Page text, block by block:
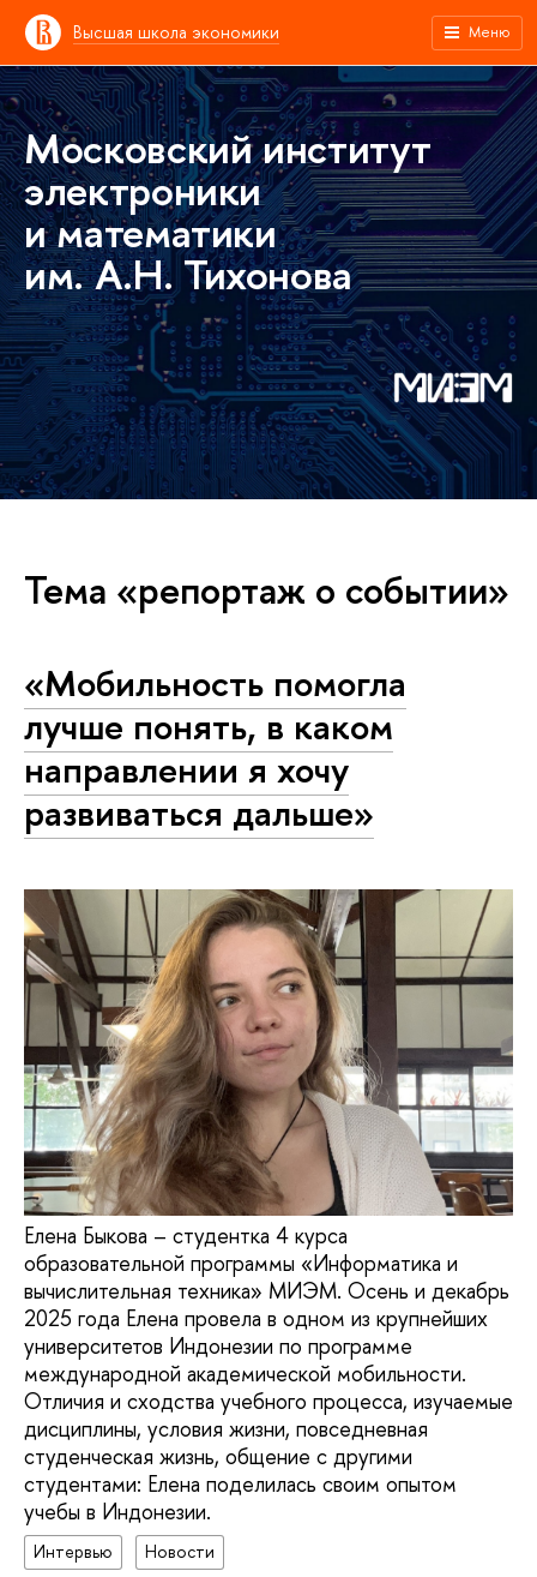
Высшая школа экономики Меню
Московский институт
электроники
и математики
им. А.Н. Тихонова
Тема «репортаж о событии»
«Мобильность помогла
лучше понять, в каком
направлении я хочу
развиваться дальше»
Елена Быкова – студентка 4 курса
образовательной программы «Информатика и
вычислительная техника» МИЭМ. Осень и декабрь
2025 года Елена провела в одном из крупнейших
университетов Индонезии по программе
международной академической мобильности.
Отличия и сходства учебного процесса, изучаемые
дисциплины, условия жизни, повседневная
студенческая жизнь, общение с другими
студентами: Елена поделилась своим опытом
учебы в Индонезии.
Интервью
Новости